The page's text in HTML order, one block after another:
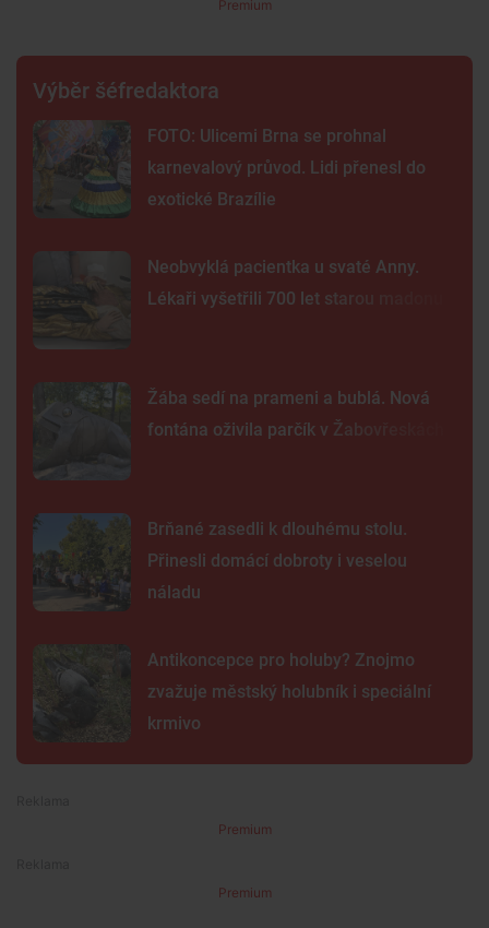
Premium
Výběr šéfredaktora
FOTO: Ulicemi Brna se prohnal
karnevalový průvod. Lidi přenesl do
exotické Brazílie
Neobvyklá pacientka u svaté Anny.
Lékaři vyšetřili 700 let starou madonu
Žába sedí na prameni a bublá. Nová
fontána oživila parčík v Žabovřeskách
Brňané zasedli k dlouhému stolu.
Přinesli domácí dobroty i veselou
náladu
Antikoncepce pro holuby? Znojmo
zvažuje městský holubník i speciální
krmivo
Premium
Premium